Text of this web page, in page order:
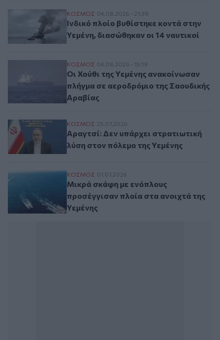
Ινδικό πλοίο βυθίστηκε κοντά στην
ΚΟΣΜΟΣ 04.08.2026 - 21:39
Ινδικό πλοίο βυθίστηκε κοντά στην
Υεμένη, διασώθηκαν οι 14 ναυτικοί
Οι Χούθι της Υεμένης ανακοίνωσαν
ΚΟΣΜΟΣ 04.08.2026 - 15:19
Οι Χούθι της Υεμένης ανακοίνωσαν
πλήγμα σε αεροδρόμιο της Σαουδικής
Αραβίας
Αραγτσί: Δεν υπάρχει στρατιωτική λύση
ΚΟΣΜΟΣ 25.07.2026
Αραγτσί: Δεν υπάρχει στρατιωτική
λύση στον πόλεμο της Υεμένης
Μικρά σκάφη με ενόπλους προσέγγισαν
ΚΟΣΜΟΣ 01.07.2026
Μικρά σκάφη με ενόπλους
προσέγγισαν πλοία στα ανοιχτά της
Υεμένης